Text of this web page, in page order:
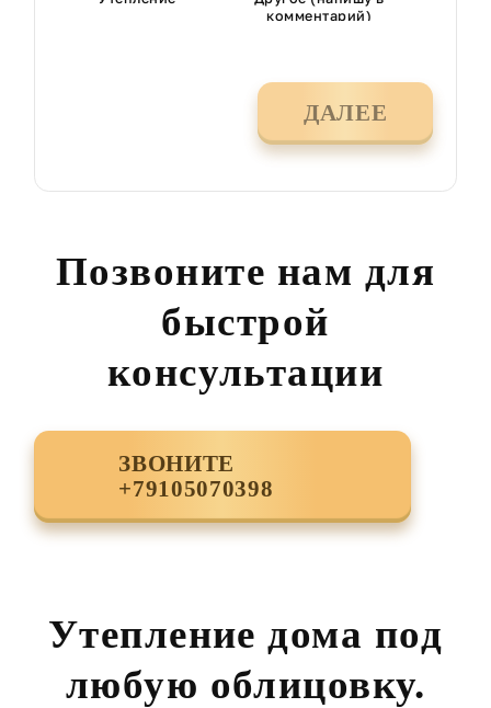
комментарий)
ДАЛЕЕ
Позвоните нам для
быстрой
консультации
ЗВОНИТЕ
+79105070398
Утепление дома под
любую облицовку.